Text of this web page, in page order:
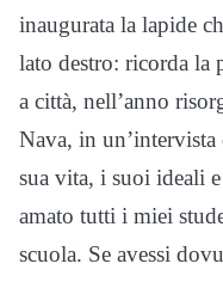
inaugurata la lapide
lato destro: ricorda la
a città, nell’anno
Nava, in
sua vita, i suoi ideali
amato tutti i miei
scuola. Se avessi